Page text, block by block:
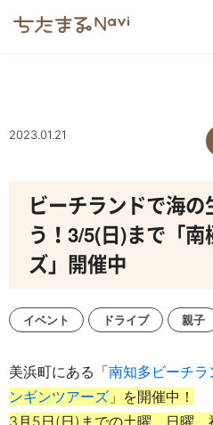
2023.01.21
ビーチランドで海
う！3/5(日)まで「
ズ」開催中
イベント ドライブ 親子
美浜町にある「南知多ビーチラ
ンギンツアーズ 」を開催中！